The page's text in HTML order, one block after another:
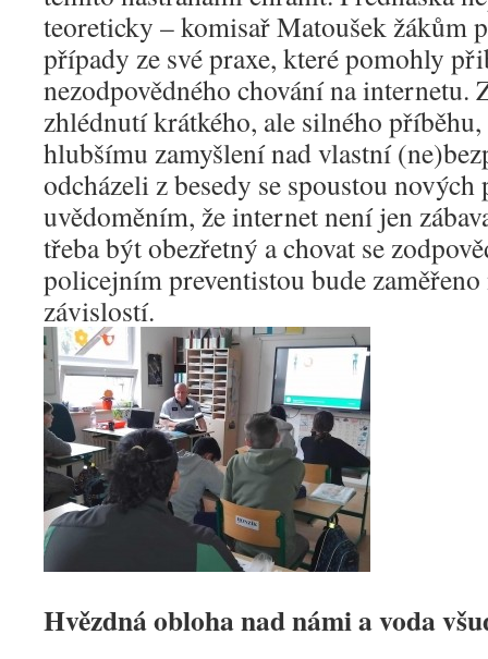
teoreticky – komisař Matoušek žákům
případy ze své praxe, které pomohly
nezodpovědného chování na internetu.
zhlédnutí krátkého, ale silného
hlubšímu zamyšlení nad vlastní
odcházeli z besedy se spoustou nových
uvědoměním, že internet není jen
třeba být obezřetný a chovat se
policejním preventistou bude
závislostí.
Hvězdná obloha nad námi a voda